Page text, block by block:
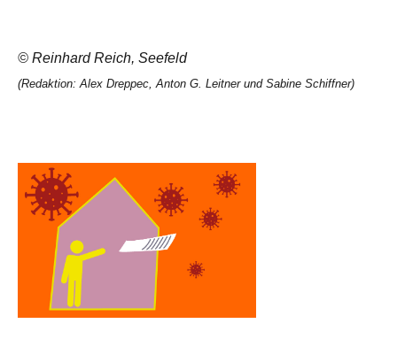
© Reinhard Reich, Seefeld
(Redaktion: Alex Dreppec, Anton G. Leitner und Sabine Schiffner)